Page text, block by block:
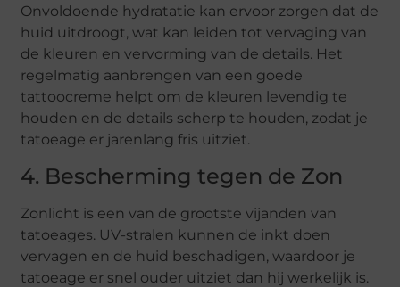
Onvoldoende hydratatie kan ervoor zorgen dat de
huid uitdroogt, wat kan leiden tot vervaging van
de kleuren en vervorming van de details. Het
regelmatig aanbrengen van een goede
tattoocreme helpt om de kleuren levendig te
houden en de details scherp te houden, zodat je
tatoeage er jarenlang fris uitziet.
4. Bescherming tegen de Zon
Zonlicht is een van de grootste vijanden van
tatoeages. UV-stralen kunnen de inkt doen
vervagen en de huid beschadigen, waardoor je
tatoeage er snel ouder uitziet dan hij werkelijk is.